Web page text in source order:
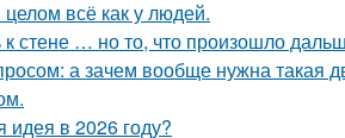
целом всё как у людей.
стене … но то, что произошло
а зачем вообще нужна такая
идея в 2026 году?